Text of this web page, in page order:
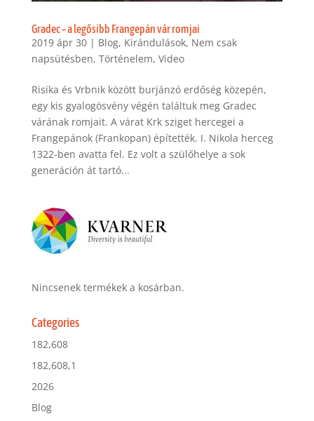
Gradec – a legősibb Frangepán vár romjai
2019 ápr 30| Blog, Kirándulások, Nem csak
napsütésben, Történelem, Video
Risika és Vrbnik között burjánzó erdőség közepén,
egy kis gyalogösvény végén találtuk meg Gradec
várának romjait. A várat Krk sziget hercegei a
Frangepánok (Frankopan) építették. I. Nikola herceg
1322-ben avatta fel. Ez volt a szülőhelye a sok
generáción át tartó...
Nincsenek termékek a kosárban.
Categories
182,608
182,608,1
2026
Blog